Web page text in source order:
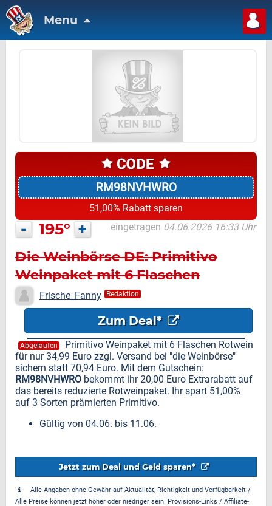
Menu
RM98NVHWRO
51,00% Rabatt sparen
- 195° + eingetragen 04.06.2026 16:33 Uhr
Die Weinbörse DE: Primitivo
Weinpaket mit 6 Flaschen
Rotwein für nur 34,99 Euro
Frische_Fanny Redaktion
Zum Deal*
Abgelaufen
Primitivo Weinpaket mit 6 Flaschen Rotwein
für nur 34,99 Euro zzgl. Versand bei "die Weinbörse"
sichern statt 70,94 Euro. Mit dem Gutschein:
RM98NVHWRO bekommt ihr 20,00 Euro Extrarabatt auf
das bereits reduzierte Rotweinpaket. Ihr spart 51,00%
auf 3 Sorten prämierten Primitivo.
Gültig von 04.06. bis 11.06.
Jetzt zum Deal und Geld sparen*
Alle Angaben ohne Gewähr auf Aktualität, Richtigkeit und Verfügbarkeit /
Alle Preise können jetzt höher oder niedriger sein. Provisions-Links / Affiliate-